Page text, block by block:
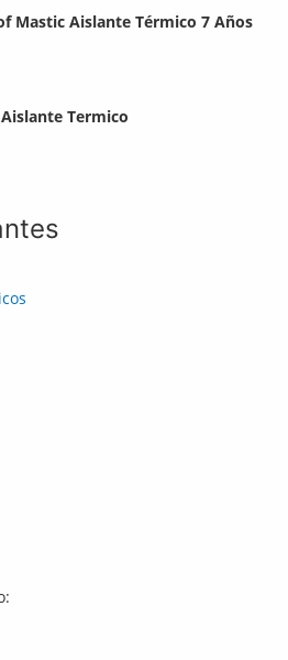
Mastic Aislante Térmico 7 Años
Termico